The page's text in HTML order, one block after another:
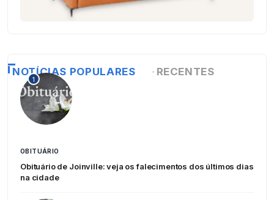
NOTÍCIAS POPULARES RECENTES
1
OBITUÁRIO
Obituário de Joinville: veja os falecimentos dos últimos dias
na cidade